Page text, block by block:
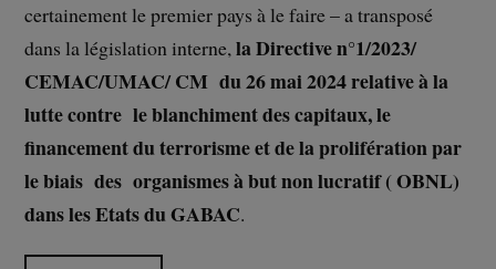
certainement le premier pays à le faire – a transposé
dans la législation interne,la Directive n°1/2023/
CEMAC/UMAC/ CM du 26 mai 2024 relative à la
lutte contre le blanchiment des capitaux, le
financement du terrorisme et de la prolifération par
le biais des organismes à but non lucratif ( OBNL)
dans les Etats du GABAC.